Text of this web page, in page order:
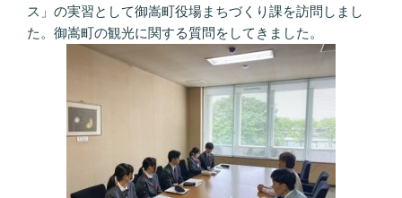
ス」の実習として御嵩町役場まちづくり課を訪問しまし
た。御嵩町の観光に関する質問をしてきました。